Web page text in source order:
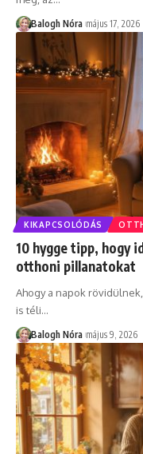
Balogh Nóra május 17, 2026
KIKAPCSOLÓDÁS
10 hygge tipp, hogy
otthoni pillanatokat
Ahogy a napok
is téli…
Balogh Nóra május 9, 2026